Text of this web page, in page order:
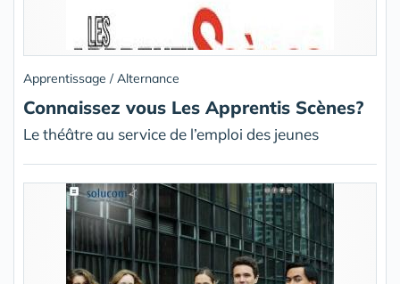
Apprentissage / Alternance
Connaissez vous Les Apprentis Scènes?
Le théâtre au service de l’emploi des jeunes